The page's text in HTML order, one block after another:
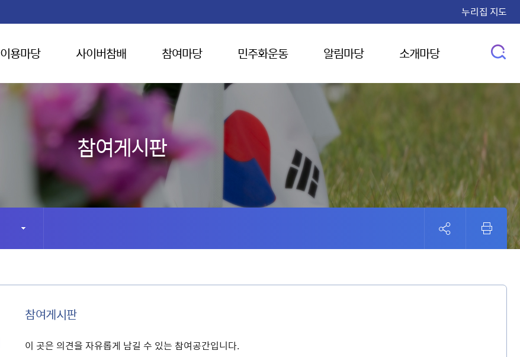
누리집 지도
이용마당 사이버참배 참여마당 민주화운동 알림마당 소개마당
참여게시판
참여게시판
이 곳은 의견을 자유롭게 남길 수 있는 참여공간입니다.